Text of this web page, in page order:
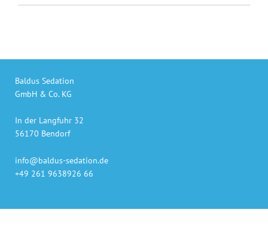
Baldus Sedation
GmbH & Co. KG
In der Langfuhr 32
56170 Bendorf
info@baldus-sedation.de
+49 261 9638926 66